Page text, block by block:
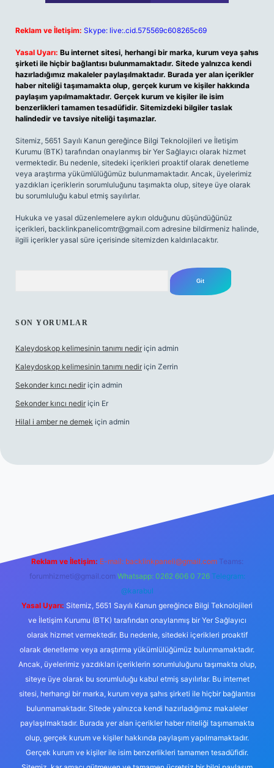
Reklam ve İletişim: Skype: live:.cid.575569c608265c69
Yasal Uyarı: Bu internet sitesi, herhangi bir marka, kurum veya şahıs
şirketi ile hiçbir bağlantısı bulunmamaktadır. Sitede yalnızca kendi
hazırladığımız makaleler paylaşılmaktadır. Burada yer alan içerikler
haber niteliği taşımamakta olup, gerçek kurum ve kişiler hakkında
paylaşım yapılmamaktadır. Gerçek kurum ve kişiler ile isim
benzerlikleri tamamen tesadüfidir. Sitemizdeki bilgiler taslak
halindedir ve tavsiye niteliği taşımazlar.
Sitemiz, 5651 Sayılı Kanun gereğince Bilgi Teknolojileri ve İletişim
Kurumu (BTK) tarafından onaylanmış bir Yer Sağlayıcı olarak hizmet
vermektedir. Bu nedenle, sitedeki içerikleri proaktif olarak denetleme
veya araştırma yükümlülüğümüz bulunmamaktadır. Ancak, üyelerimiz
yazdıkları içeriklerin sorumluluğunu taşımakta olup, siteye üye olarak
bu sorumluluğu kabul etmiş sayılırlar.
Hukuka ve yasal düzenlemelere aykırı olduğunu düşündüğünüz
içerikleri, backlinkpanelicomtr@gmail.com adresine bildirmeniz halinde,
ilgili içerikler yasal süre içerisinde sitemizden kaldırılacaktır.
SON YORUMLAR
Kaleydoskop kelimesinin tanımı nedir için admin
Kaleydoskop kelimesinin tanımı nedir için Zerrin
Sekonder kırıcı nedir için admin
Sekonder kırıcı nedir için Er
Hilal i amber ne demek için admin
Reklam ve İletişim: E-mail: backlinkpaneli@gmail.com Teams:
forumhizmeti@gmail.com Whatsapp: 0262 606 0 726 Telegram:
@karabul
Yasal Uyarı: Sitemiz, 5651 Sayılı Kanun gereğince Bilgi Teknolojileri
ve İletişim Kurumu (BTK) tarafından onaylanmış bir Yer Sağlayıcı
olarak hizmet vermektedir. Bu nedenle, sitedeki içerikleri proaktif
olarak denetleme veya araştırma yükümlülüğümüz bulunmamaktadır.
Ancak, üyelerimiz yazdıkları içeriklerin sorumluluğunu taşımakta olup,
siteye üye olarak bu sorumluluğu kabul etmiş sayılırlar. Bu internet
sitesi, herhangi bir marka, kurum veya şahıs şirketi ile hiçbir bağlantısı
bulunmamaktadır. Sitede yalnızca kendi hazırladığımız makaleler
paylaşılmaktadır. Burada yer alan içerikler haber niteliği taşımamakta
olup, gerçek kurum ve kişiler hakkında paylaşım yapılmamaktadır.
Gerçek kurum ve kişiler ile isim benzerlikleri tamamen tesadüfidir.